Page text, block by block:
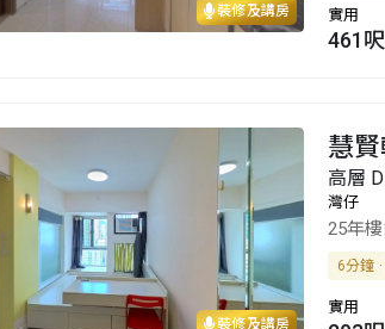
裝修及講房 實用
461呎
裝修及講房
慧
高層
灣仔
25年
6分鐘
實用